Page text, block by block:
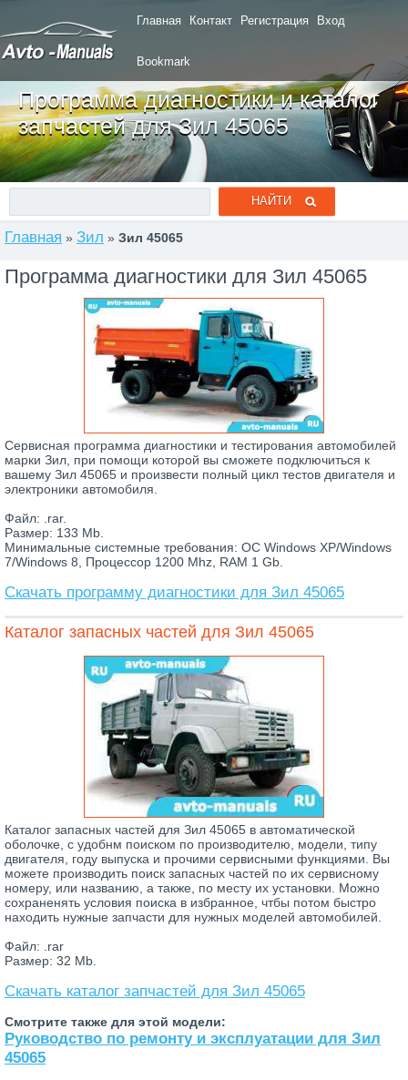
Главная Контакт Регистрация Вход
Bookmark
Программа диагностики и каталог
запчастей для Зил 45065
Главная » Зил » Зил 45065
Программа диагностики для Зил 45065
Сервисная программа диагностики и тестирования автомобилей
марки Зил, при помощи которой вы сможете подключиться к
вашему Зил 45065 и произвести полный цикл тестов двигателя и
электроники автомобиля.
Файл: .rar.
Размер: 133 Mb.
Минимальные системные требования: ОС Windows XP/Windows
7/Windows 8, Процессор 1200 Mhz, RAM 1 Gb.
Скачать программу диагностики для Зил 45065
Каталог запасных частей для Зил 45065
Каталог запасных частей для Зил 45065 в автоматической
оболочке, с удобнм поиском по производителю, модели, типу
двигателя, году выпуска и прочими сервисными функциями. Вы
можете производить поиск запасных частей по их сервисному
номеру, или названию, а также, по месту их установки. Можно
сохраненять условия поиска в избранное, чтбы потом быстро
находить нужные запчасти для нужных моделей автомобилей.
Файл: .rar
Размер: 32 Mb.
Скачать каталог запчастей для Зил 45065
Смотрите также для этой модели:
Руководство по ремонту и эксплуатации для Зил
45065